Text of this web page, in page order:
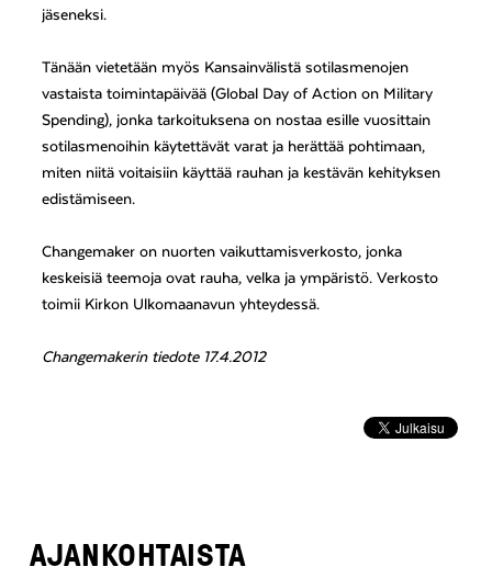
jäseneksi.
Tänään vietetään myös Kansainvälistä sotilasmenojen
vastaista toimintapäivää (Global Day of Action on Military
Spending), jonka tarkoituksena on nostaa esille vuosittain
sotilasmenoihin käytettävät varat ja herättää pohtimaan,
miten niitä voitaisiin käyttää rauhan ja kestävän kehityksen
edistämiseen.
Changemaker on nuorten vaikuttamisverkosto, jonka
keskeisiä teemoja ovat rauha, velka ja ympäristö. Verkosto
toimii Kirkon Ulkomaanavun yhteydessä.
Changemakerin tiedote 17.4.2012
AJANKOHTAISTA